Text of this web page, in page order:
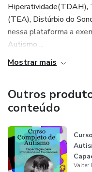
Hiperatividade(TDAH),
(TEA), Distúrbio do
nessa plataforma a
Autismo ...
Mostrar mais
Outros
conteúdo